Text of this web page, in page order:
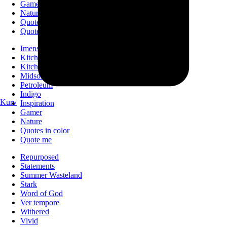
Kurv
Gamer
Nature
Quotes in color
Quote me
Imens vi venter
Kitchen I
Kitchen II
Midsommer
Petroleum
Indigo
Inspiration
Gamer
Nature
Quotes in color
Quote me
Repurposed
Statements
Summer Wasteland
Stark
Word of God
Ver tempore
Withered
Vivid